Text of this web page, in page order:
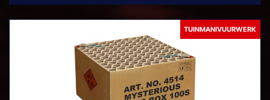
TUINMANIVUURWERK